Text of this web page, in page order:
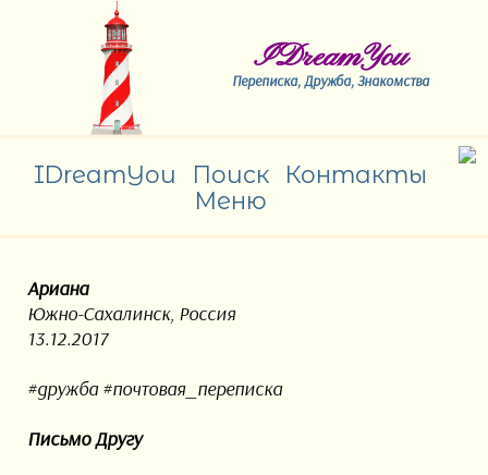
IDreamYou
Переписка, Дружба, Знакомства
IDreamYou Поиск
Контакты
Меню
Ариана
Южно-Сахалинск, Россия
13.12.2017
#дружба #почтовая_переписка
Письмо Другу